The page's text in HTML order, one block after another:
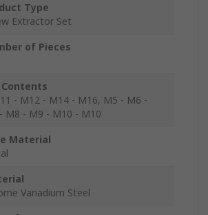
Type
Extractor Set
of Pieces
Contents
- M12 - M14 - M16, M5 - M6 -
M8 - M9 - M10 - M10
Material
Vanadium Steel